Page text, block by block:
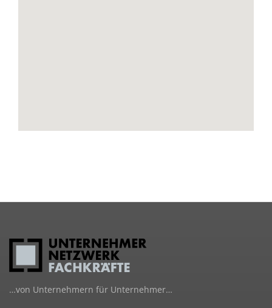
…von Unternehmern für Unternehmer…